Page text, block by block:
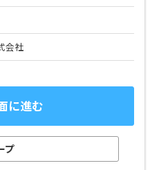
会社
に進む
プ